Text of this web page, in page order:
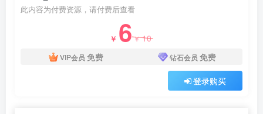
此内容为付费资源，请付费后查看
￥ 6￥10
VIP会员 免费 钻石会员 免费
登录购买